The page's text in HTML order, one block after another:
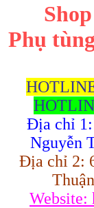
Phụ
Địa chỉ 1:
Nguyễn
Địa chỉ 2:
Website: